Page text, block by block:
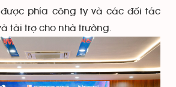
phía công ty và các đối tác
tài trợ cho nhà trường.